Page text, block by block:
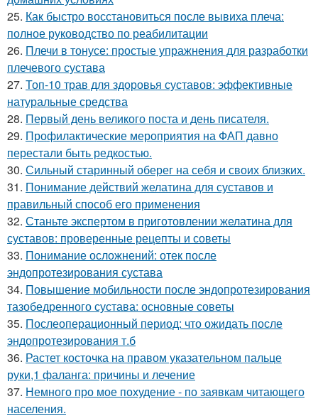
25. Как быстро восстановиться после вывиха плеча:
полное руководство по реабилитации
26. Плечи в тонусе: простые упражнения для разработки
плечевого сустава
27. Топ-10 трав для здоровья суставов: эффективные
натуральные средства
28. Первый день великого поста и день писателя.
29. Профилактические мероприятия на ФАП давно
перестали быть редкостью.
30. Сильный старинный оберег на себя и своих близких.
31. Понимание действий желатина для суставов и
правильный способ его применения
32. Станьте экспертом в приготовлении желатина для
суставов: проверенные рецепты и советы
33. Понимание осложнений: отек после
эндопротезирования сустава
34. Повышение мобильности после эндопротезирования
тазобедренного сустава: основные советы
35. Послеоперационный период: что ожидать после
эндопротезирования т.б
36. Растет косточка на правом указательном пальце
руки,1 фаланга: причины и лечение
37. Немного про мое похудение - по заявкам читающего
населения.